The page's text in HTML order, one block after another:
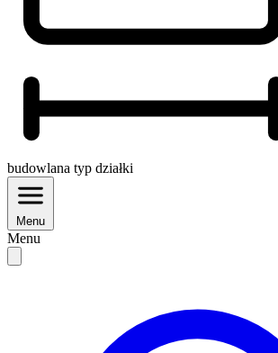
budowlana typ działki
Menu
Menu